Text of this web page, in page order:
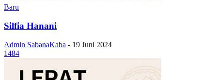
Baru
Silfia Hanani
Admin SabanaKaba - 19 Juni 2024
1484